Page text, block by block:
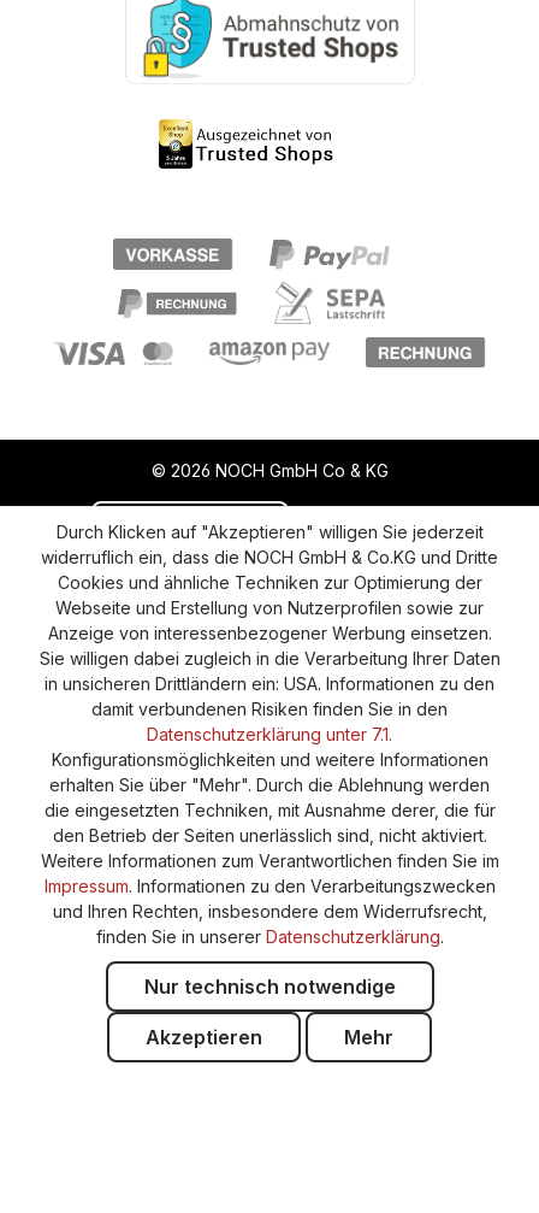
© 2026 NOCH GmbH Co & KG
Vertrag widerrufen Aktuelle Situation
Widerruf Impressum
Datenschutz
Versand und Zahlung
AGB
Cookie-Einstellungen
Barrierefreiheitserklärung
Durch Klicken auf "Akzeptieren" willigen Sie jederzeit
widerruflich ein, dass die NOCH GmbH & Co.KG und Dritte
Cookies und ähnliche Techniken zur Optimierung der
Webseite und Erstellung von Nutzerprofilen sowie zur
Anzeige von interessenbezogener Werbung einsetzen.
Sie willigen dabei zugleich in die Verarbeitung Ihrer Daten
in unsicheren Drittländern ein: USA. Informationen zu den
damit verbundenen Risiken finden Sie in den
Datenschutzerklärung unter 7.1.
Konfigurationsmöglichkeiten und weitere Informationen
erhalten Sie über "Mehr". Durch die Ablehnung werden
die eingesetzten Techniken, mit Ausnahme derer, die für
den Betrieb der Seiten unerlässlich sind, nicht aktiviert.
Weitere Informationen zum Verantwortlichen finden Sie im
Impressum. Informationen zu den Verarbeitungszwecken
und Ihren Rechten, insbesondere dem Widerrufsrecht,
finden Sie in unserer Datenschutzerklärung.
Nur technisch notwendige
Akzeptieren Mehr